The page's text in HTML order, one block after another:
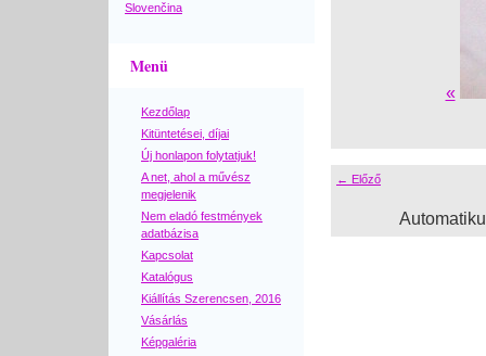
Slovenčina
Menü
Kezdőlap
Kitüntetései, díjai
Új honlapon folytatjuk!
A net, ahol a művész
megjelenik
Nem eladó festmények
adatbázisa
Kapcsolat
Katalógus
Kiállítás Szerencsen, 2016
Vásárlás
Képgaléria
«
← Előző